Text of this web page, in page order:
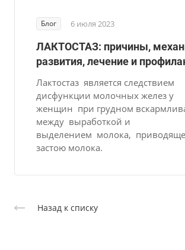
Блог 6 июля 2023
ЛАКТОСТАЗ: причины,
развития, лечение и
Лактостаз является следствием
дисфункции молочных желез у
женщин при грудном
между выработкой и
выделением молока,
застою молока.
Назад к списку